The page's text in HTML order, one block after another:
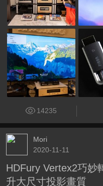
14235
Mori
2020-11-11
HDFury Vertex2巧妙
升大尺寸投影畫質